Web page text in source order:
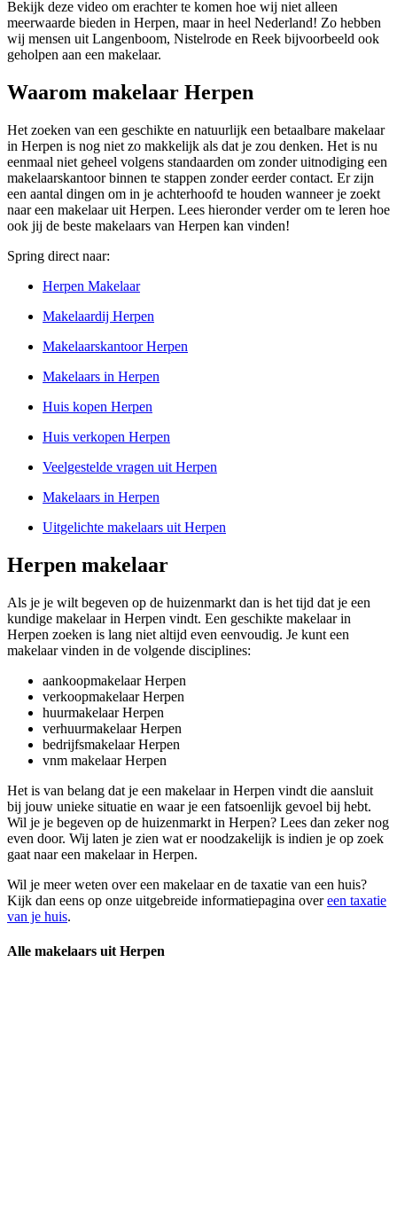
Bekijk deze video om erachter te komen hoe wij niet alleen
meerwaarde bieden in Herpen, maar in heel Nederland! Zo hebben
wij mensen uit Langenboom, Nistelrode en Reek bijvoorbeeld ook
geholpen aan een makelaar.
Waarom makelaar Herpen
Het zoeken van een geschikte en natuurlijk een betaalbare makelaar
in Herpen is nog niet zo makkelijk als dat je zou denken. Het is nu
eenmaal niet geheel volgens standaarden om zonder uitnodiging een
makelaarskantoor binnen te stappen zonder eerder contact. Er zijn
een aantal dingen om in je achterhoofd te houden wanneer je zoekt
naar een makelaar uit Herpen. Lees hieronder verder om te leren hoe
ook jij de beste makelaars van Herpen kan vinden!
Spring direct naar:
Herpen Makelaar
Makelaardij Herpen
Makelaarskantoor Herpen
Makelaars in Herpen
Huis kopen Herpen
Huis verkopen Herpen
Veelgestelde vragen uit Herpen
Makelaars in Herpen
Uitgelichte makelaars uit Herpen
Herpen makelaar
Als je je wilt begeven op de huizenmarkt dan is het tijd dat je een
kundige makelaar in Herpen vindt. Een geschikte makelaar in
Herpen zoeken is lang niet altijd even eenvoudig. Je kunt een
makelaar vinden in de volgende disciplines:
aankoopmakelaar Herpen
verkoopmakelaar Herpen
huurmakelaar Herpen
verhuurmakelaar Herpen
bedrijfsmakelaar Herpen
vnm makelaar Herpen
Het is van belang dat je een makelaar in Herpen vindt die aansluit
bij jouw unieke situatie en waar je een fatsoenlijk gevoel bij hebt.
Wil je je begeven op de huizenmarkt in Herpen? Lees dan zeker nog
even door. Wij laten je zien wat er noodzakelijk is indien je op zoek
gaat naar een makelaar in Herpen.
Wil je meer weten over een makelaar en de taxatie van een huis?
Kijk dan eens op onze uitgebreide informatiepagina overeen taxatie
van je huis.
Alle makelaars uit Herpen